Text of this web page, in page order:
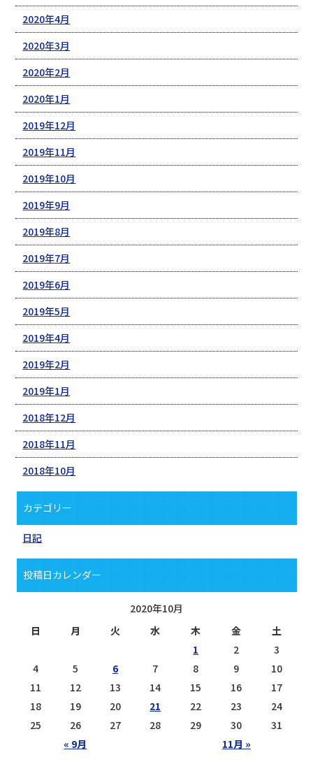
2020年4月
2020年3月
2020年2月
2020年1月
2019年12月
2019年11月
2019年10月
2019年9月
2019年8月
2019年7月
2019年6月
2019年5月
2019年4月
2019年2月
2019年1月
2018年12月
2018年11月
2018年10月
カテゴリー
日記
投稿日カレンダー
2020年10月
日
月 火 水 木 金 土
« 9月 11月 »
1 2
3
4
5 6 7 8 9
10
11
12 13 14 15 16
17
18
19 20 21 22 23
24
25
26 27 28 29 30 31